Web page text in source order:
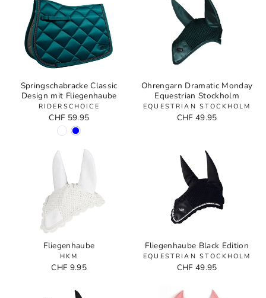
Springschabracke Classic
Design mit Fliegenhaube
RIDERSCHOICE
CHF 59.95
Ohrengarn Dramatic Monday
Equestrian Stockholm
EQUESTRIAN STOCKHOLM
CHF 49.95
Fliegenhaube
HKM
CHF 9.95
Fliegenhaube Black Edition
EQUESTRIAN STOCKHOLM
CHF 49.95